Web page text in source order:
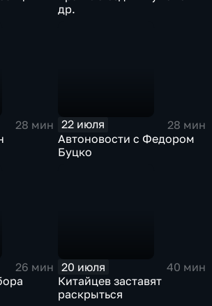
др.
28 мин
22 июля
28 мин
Автоновости с Федором
Буцко
26 мин
20 июля
40 мин
Китайцев заставят
раскрыться